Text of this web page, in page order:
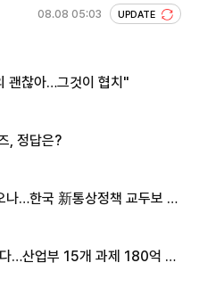
08.08 05:03 UPDATE
괜찮아…그것이 협치"
, 정답은?
나…한국 新통상정책 교두보 활
…산업부 15개 과제 180억 지